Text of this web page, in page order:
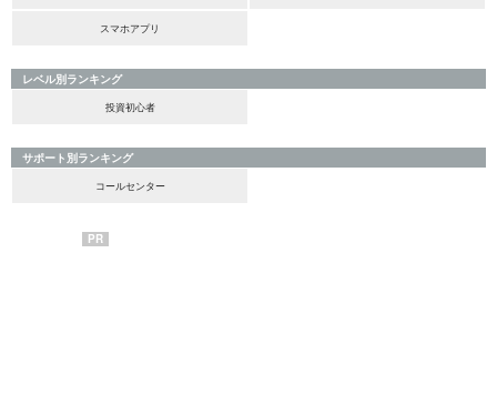
スマホアプリ
レベル別ランキング
投資初心者
サポート別ランキング
コールセンター
PR